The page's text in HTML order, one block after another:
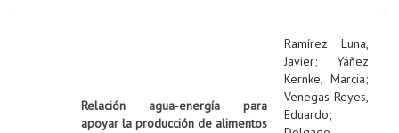
Relación agua-energía para
apoyar la producción de alimentos
Ramírez Luna,
Javier; Yáñez
Kernke, Marcia;
Venegas Reyes,
Eduardo;